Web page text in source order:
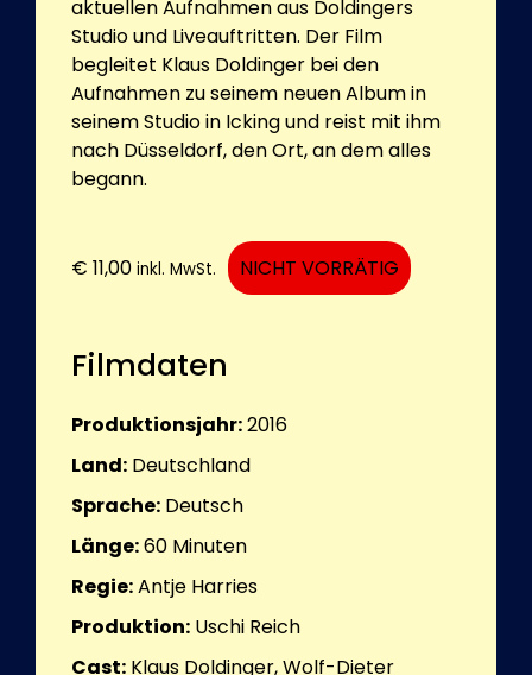
aktuellen Aufnahmen aus Doldingers
Studio und Liveauftritten. Der Film
begleitet Klaus Doldinger bei den
Aufnahmen zu seinem neuen Album in
seinem Studio in Icking und reist mit ihm
nach Düsseldorf, den Ort, an dem alles
begann.
€ 11,00 inkl. MwSt. NICHT VORRÄTIG
Filmdaten
Produktionsjahr:2016
Land: Deutschland
Sprache: Deutsch
Länge:60 Minuten
Regie:Antje Harries
Produktion: Uschi Reich
Cast: Klaus Doldinger, Wolf-Dieter